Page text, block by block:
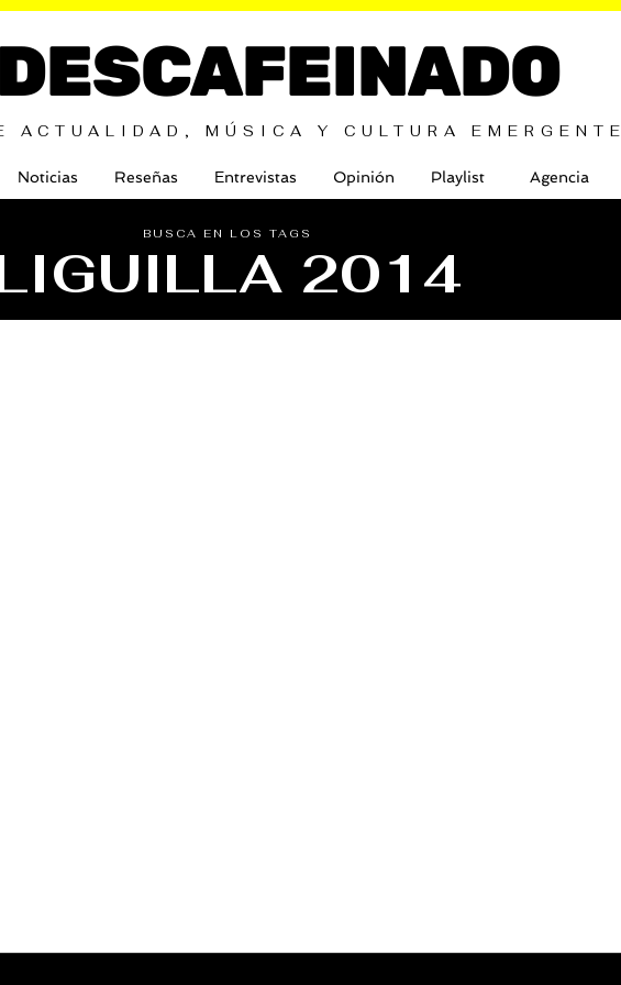
ACTUALIDAD, MÚSICA Y CULTURA EMERGENTE
Noticias Reseñas Entrevistas Opinión Playlist Agencia
BUSCA EN LOS TAGS
2014